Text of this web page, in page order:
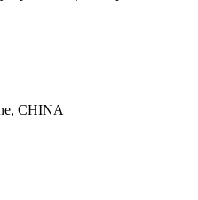
CHINA